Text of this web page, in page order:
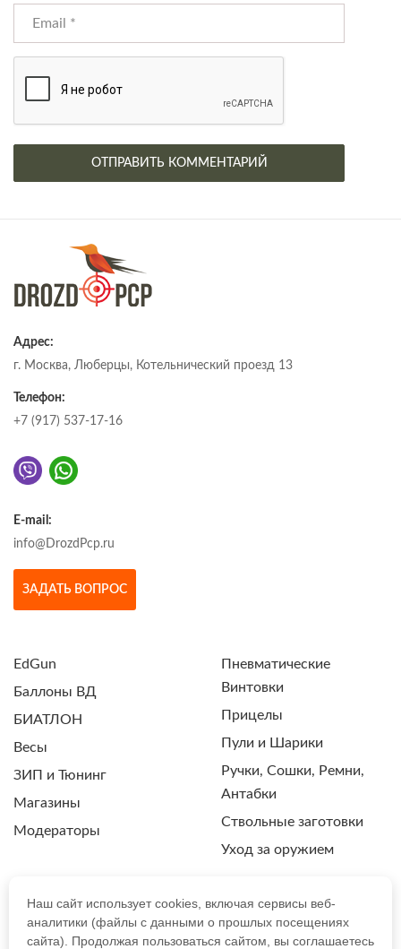
Адрес:
г. Москва, Люберцы, Котельнический проезд 13
Телефон:
+7 (917) 537-17-16
E-mail:
info@DrozdPcp.ru
ЗАДАТЬ ВОПРОС
EdGun
Баллоны ВД
БИАТЛОН
Весы
ЗИП и Тюнинг
Магазины
Модераторы
Пневматические
Винтовки
Прицелы
Пули и Шарики
Ручки, Сошки, Ремни,
Антабки
Ствольные заготовки
Уход за оружием
ПОЛИТИКА КОНФИДЕНЦИАЛЬНОСТИ
Наш сайт использует cookies, включая сервисы веб-
аналитики (файлы с данными о прошлых посещениях
сайта). Продолжая пользоваться сайтом, вы соглашаетесь